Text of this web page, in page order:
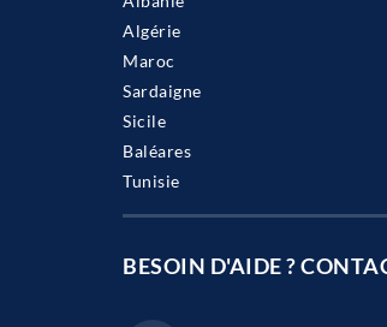
Algérie
Maroc
Sardaigne
Sicile
Baléares
Tunisie
BESOIN D'AIDE ?